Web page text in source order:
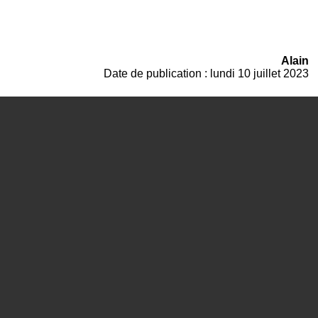
Alain
Date de publication : lundi 10 juillet 2023